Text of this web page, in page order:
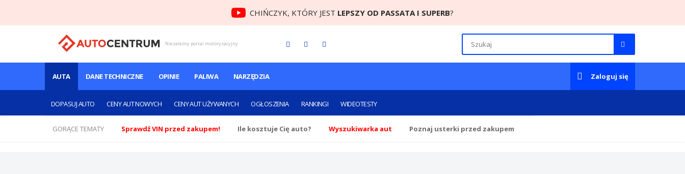
CHIŃCZYK, KTÓRY JEST LEPSZY OD PASSATA I SUPERB?
Niezależny portal motoryzacyjny
AUTA
DOPASUJ AUTO CENY AUT NOWYCH CENY AUT UŻYWANYCH OGŁOSZENIA RANKINGI WIDEOTESTY
DANE TECHNICZNE OPINIE PALIWA NARZĘDZIA Zaloguj się
GORĄCE TEMATY Sprawdź VIN przed zakupem! Ile kosztuje Cię auto? Wyszukiwarka aut Poznaj usterki przed zakupem